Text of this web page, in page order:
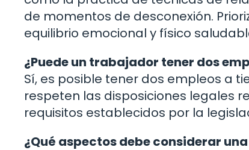
de momentos de desconexión.
equilibrio emocional y físico
¿Puede un trabajador tener dos
Sí, es posible tener dos empleos a
respeten las disposiciones legales
requisitos establecidos por la
¿Qué aspectos debe considerar